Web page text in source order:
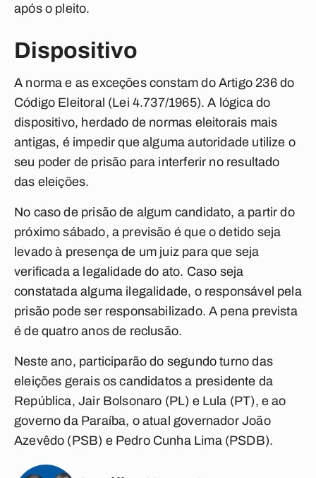
após o pleito.
Dispositivo
A norma e as exceções constam do Artigo 236 do
Código Eleitoral (Lei 4.737/1965). A lógica do
dispositivo, herdado de normas eleitorais mais
antigas, é impedir que alguma autoridade utilize o
seu poder de prisão para interferir no resultado
das eleições.
No caso de prisão de algum candidato, a partir do
próximo sábado, a previsão é que o detido seja
levado à presença de um juiz para que seja
verificada a legalidade do ato. Caso seja
constatada alguma ilegalidade, o responsável pela
prisão pode ser responsabilizado. A pena prevista
é de quatro anos de reclusão.
Neste ano, participarão do segundo turno das
eleições gerais os candidatos a presidente da
República, Jair Bolsonaro (PL) e Lula (PT), e ao
governo da Paraíba, o atual governador João
Azevêdo (PSB) e Pedro Cunha Lima (PSDB).